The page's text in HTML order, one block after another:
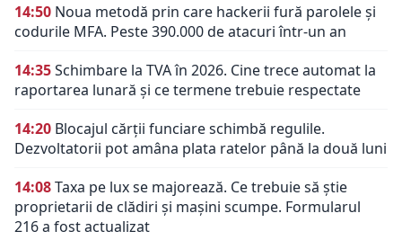
14:50 Noua metodă prin care hackerii fură parolele și
codurile MFA. Peste 390.000 de atacuri într-un an
14:35Schimbare la TVA în 2026. Cine trece automat la
raportarea lunară și ce termene trebuie respectate
14:20 Blocajul cărții funciare schimbă regulile.
Dezvoltatorii pot amâna plata ratelor până la două luni
14:08Taxa pe lux se majorează. Ce trebuie să știe
proprietarii de clădiri și mașini scumpe. Formularul
216 a fost actualizat